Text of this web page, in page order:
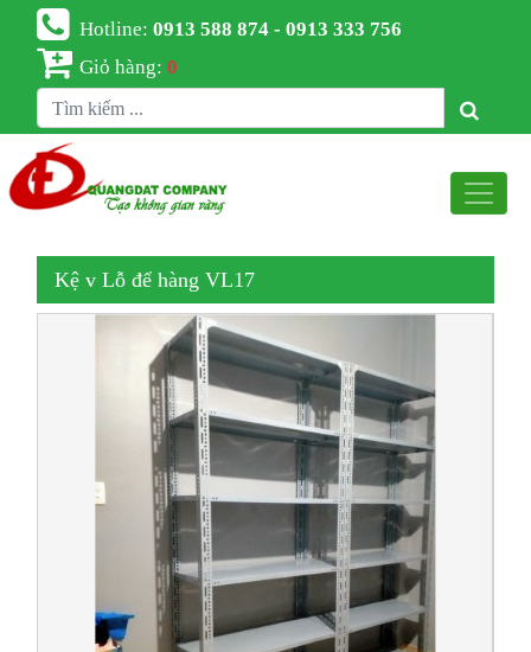
Hotline:0913 588 874 - 0913 333 756
Giỏ hàng:0
Kệ v Lỗ để hàng VL17